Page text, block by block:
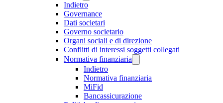
Indietro
Governance
Dati societari
Governo societario
Organi sociali e di direzione
Conflitti di interessi soggetti collegati
Normativa finanziaria
Indietro
Normativa finanziaria
MiFid
Bancassicurazione